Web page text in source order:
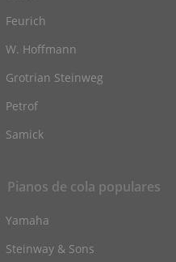
Feurich
W. Hoffmann
Grotrian Steinweg
Petrof
Samick
Pianos de cola populares
Yamaha
Steinway & Sons